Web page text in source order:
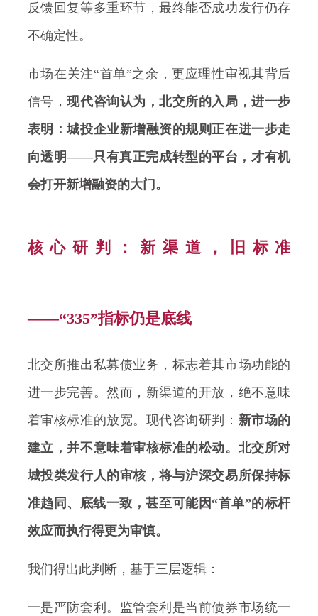
反馈回复等多重环节，最终能否成功发行仍存
不确定性。
市场在关注“首单”之余，更应理性审视其背后
信号，现代咨询认为，北交所的入局，进一步
表明：城投企业新增融资的规则正在进一步走
向透明——只有真正完成转型的平台，才有机
会打开新增融资的大门。
核心研判：新渠道，旧标准
——“335”指标仍是底线
北交所推出私募债业务，标志着其市场功能的
进一步完善。然而，新渠道的开放，绝不意味
着审核标准的放宽。现代咨询研判： 新市场的
建立，并不意味着审核标准的松动。北交所对
城投类发行人的审核，将与沪深交易所保持标
准趋同、底线一致，甚至可能因“首单”的标杆
效应而执行得更为审慎。
我们得出此判断，基于三层逻辑：
一是严防套利。监管套利是当前债券市场统一